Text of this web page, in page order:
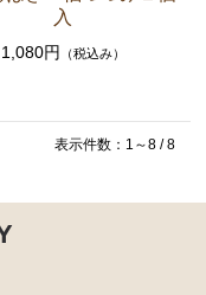
入
1,080円 （税込み）
表示件数：1～8 / 8